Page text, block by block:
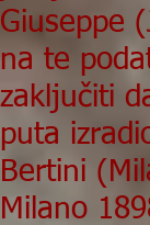
Giuseppe
na te
zaključiti
puta
Bertini
Milano